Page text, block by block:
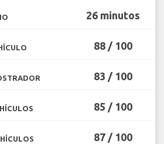
26 minutos
88 / 100
83 / 100
85 / 100
87 / 100